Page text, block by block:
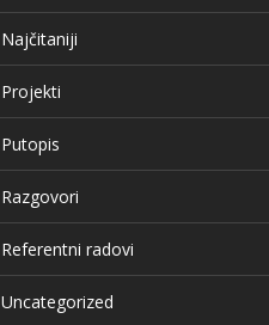
Najčitaniji
Projekti
Putopis
Razgovori
Referentni radovi
Uncategorized